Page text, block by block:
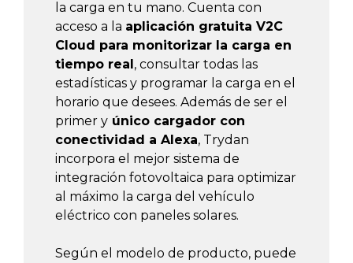
la carga en tu mano. Cuenta con
acceso a la aplicación gratuita V2C
Cloud para monitorizar la carga en
tiempo real, consultar todas las
estadísticas y programar la carga en el
horario que desees. Además de ser el
primer y único cargador con
conectividad a Alexa, Trydan
incorpora el mejor sistema de
integración fotovoltaica para optimizar
al máximo la carga del vehículo
eléctrico con paneles solares.
Según el modelo de producto, puede